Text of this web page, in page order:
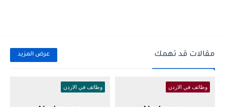
مقالات قد تهمك عرض المزيد
وظائف في الاردن وظائف في الاردن